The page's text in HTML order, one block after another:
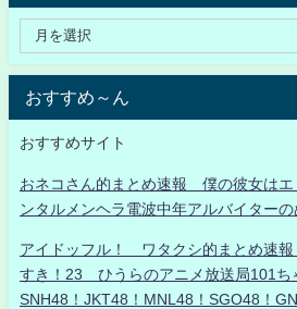
おすすめ～ん
おすすめサイト
おネコさん的まとめ速報 僕の彼女はエ
ンタルメンヘラ電波中年アルバイター
アイドッフル！ ワタクシ的まとめ速
すき！23 ひうらのアニメ放送局101ち
SNH48！JKT48！MNL48！SGO48！